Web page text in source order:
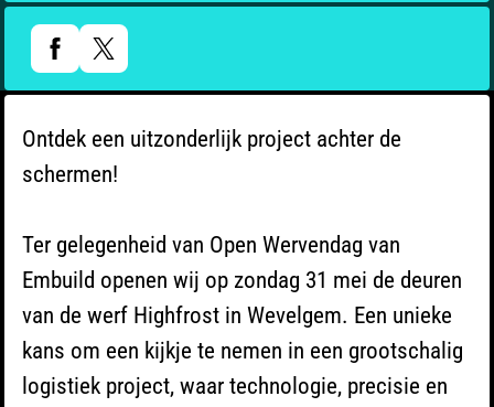
Ontdek een uitzonderlijk project achter de
schermen!
Ter gelegenheid van Open Wervendag van
Embuild openen wij op zondag 31 mei de deuren
van de werf Highfrost in Wevelgem. Een unieke
kans om een kijkje te nemen in een grootschalig
logistiek project, waar technologie, precisie en